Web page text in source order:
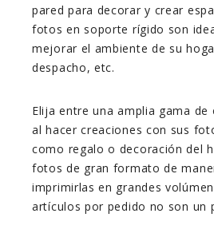
pared para decorar y crear
fotos en soporte rígido son
mejorar el ambiente de su
despacho, etc.
Elija entre una amplia gama de
al hacer creaciones con sus
como regalo o decoración del
fotos de gran formato de
imprimirlas en grandes
artículos por pedido no son un